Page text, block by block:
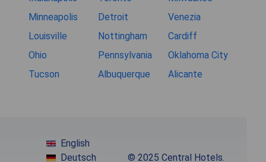
Minneapolis
Detroit
Venezia
Louisville
Nottingham
Cardiff
Ohio
Pennsylvania
Oklahoma City
Tucson
Albuquerque Alicante
English
Deutsch
© 2025 Central Hotels.